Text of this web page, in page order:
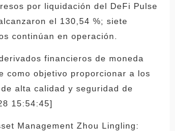
por liquidación del DeFi Pulse
el 130,54 %; siete
continúan en operación.
financieros de moneda
como objetivo proporcionar a los
alta calidad y seguridad de
15:54:45]
Management Zhou Lingling: